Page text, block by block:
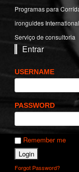
Programas para
ironguides
Serviço de consultoria
Entrar
USERNAME
PASSWORD
Remember me
Forgot Password?